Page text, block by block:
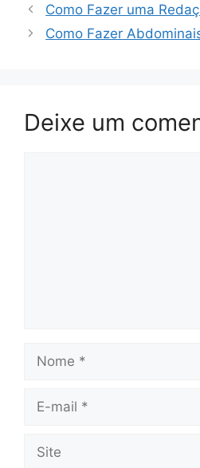
Como Fazer uma
Como Fazer
Deixe um
mail